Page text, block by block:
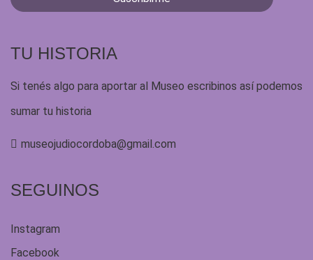
TU HISTORIA
Si tenés algo para aportar al Museo escribinos así podemos
sumar tu historia
museojudiocordoba@gmail.com
SEGUINOS
Instagram
Facebook